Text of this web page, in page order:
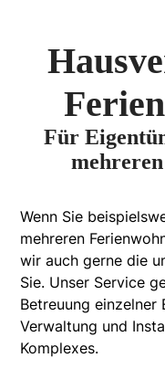
Für
Wenn Sie
mehreren
wir auch gerne die
Sie. Unser Service
Betreuung einzelner
Verwaltung und
Komplexes.